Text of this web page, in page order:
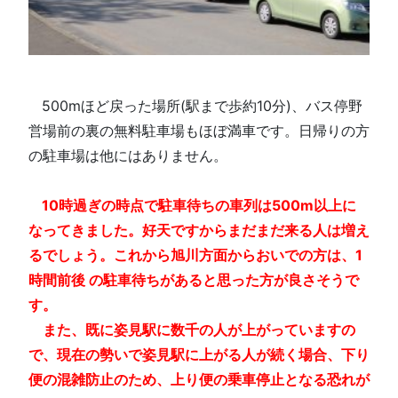
500mほど戻った場所(駅まで歩約10分)、バス停野
営場前の裏の無料駐車場もほぼ満車です。日帰りの方
の駐車場は他にはありません。
10時過ぎの時点で駐車待ちの車列は500m以上に
なってきました。好天ですからまだまだ来る人は増え
るでしょう。これから旭川方面からおいでの方は、1
時間前後 の駐車待ちがあると思った方が良さそうで
す。
また、既に姿見駅に数千の人が上がっていますの
で、現在の勢いで姿見駅に上がる人が続く場合、下り
便の混雑防止のため、上り便の乗車停止となる恐れが